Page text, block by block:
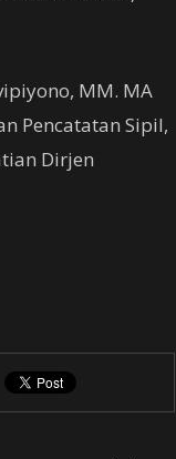
MM. MA
Pencatatan Sipil,
Dirjen